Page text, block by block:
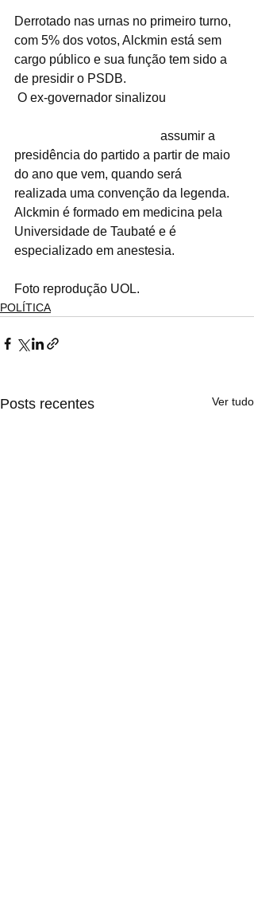
Derrotado nas urnas no primeiro turno,
com 5% dos votos, Alckmin está sem
cargo público e sua função tem sido a
de presidir o PSDB.
O ex-governador sinalizou
assumir a
presidência do partido a partir de maio
do ano que vem, quando será
realizada uma convenção da legenda.
Alckmin é formado em medicina pela
Universidade de Taubaté e é
especializado em anestesia.
Foto reprodução UOL.
POLÍTICA
Posts recentes Ver tudo